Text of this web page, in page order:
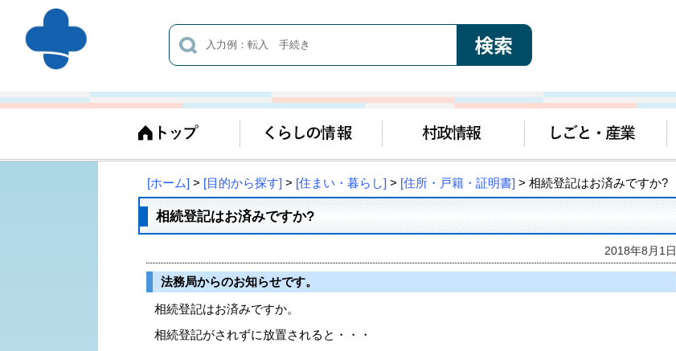
[ホーム] > [目的から探す] > [住まい・暮らし] > [住所・戸籍・証明書] > 相続登記はお済みですか?
相続登記はお済みですか?
2018年8月1日
法務局からのお知らせです。
相続登記はお済みですか。
相続登記がされずに放置されると・・・